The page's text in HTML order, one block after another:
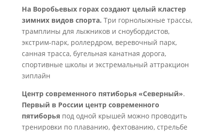
На Воробьевых горах создают целый кластер
зимних видов спорта. Три горнолыжные трассы,
трамплины для лыжников и сноубордистов,
экстрим-парк, роллердром, веревочный парк,
санная трасса, бугельная канатная дорога,
спортивные школы и экстремальный аттракцион
зиплайн
Центр современного пятиборья «Северный».
Первый в России центр современного
пятиборьяпод одной крышей можно проводить
тренировки по плаванию, фехтованию, стрельбе